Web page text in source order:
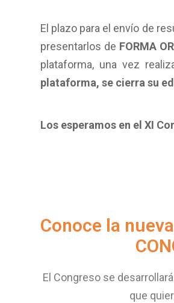
El plazo para el envío de
presentarlos de FORMA
plataforma, una vez
plataforma, se cierra su
Los esperamos en el XI
Conoce la
El Congreso se
que